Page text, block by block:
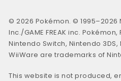
© 2026 Pokémon. ©
Inc./GAME FREAK inc.
Nintendo Switch, Nintendo 3DS,
WiiWare are trademarks of
This website is not produced,